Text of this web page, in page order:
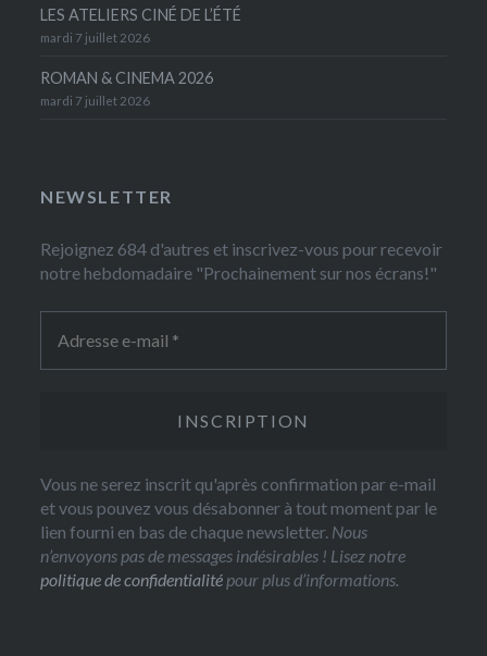
LES ATELIERS CINÉ DE L’ÉTÉ
mardi 7 juillet 2026
ROMAN & CINEMA 2026
mardi 7 juillet 2026
NEWSLETTER
Rejoignez 684 d'autres et inscrivez-vous pour recevoir
notre hebdomadaire "Prochainement sur nos écrans!"
Vous ne serez inscrit qu'après confirmation par e-mail
et vous pouvez vous désabonner à tout moment par le
lien fourni en bas de chaque newsletter. Nous
n’envoyons pas de messages indésirables ! Lisez notre
politique de confidentialité pour plus d’informations.